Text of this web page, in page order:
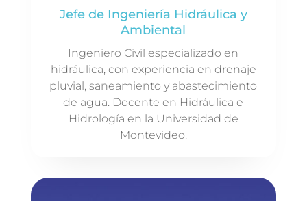
Jefe de Ingeniería Hidráulica y
Ambiental
Ingeniero Civil especializado en
hidráulica, con experiencia en drenaje
pluvial, saneamiento y abastecimiento
de agua. Docente en Hidráulica e
Hidrología en la Universidad de
Montevideo.